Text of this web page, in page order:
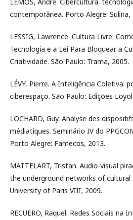
contemporânea. Porto Alegre: Sulina,
LESSIG, Lawrence. Cultura Livre:
Tecnologia e a Lei Para Bloquear a
Criatividade. São Paulo: Trama, 2005.
LÉVY, Pierre. A Inteligência Coletiva:
ciberespaço. São Paulo: Edições
LOCHARD, Guy. Analyse des
médiatiques. Seminário IV do
Porto Alegre: Famecos, 2013.
MATTELART, Tristan. Audio-visual
the underground networks of cultural
University of Paris VIII, 2009.
RECUERO, Raquel. Redes Sociais na